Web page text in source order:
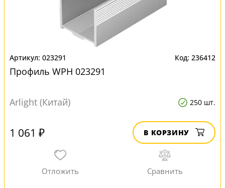
023291 236412
Профиль WPH 023291
Arlight (Китай) 250 шт.
1 061 ₽ В КОРЗИНУ